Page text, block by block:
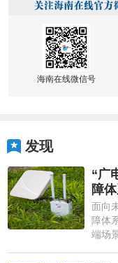
海南在线微信号
发现
“广
障
面向
障体
端场